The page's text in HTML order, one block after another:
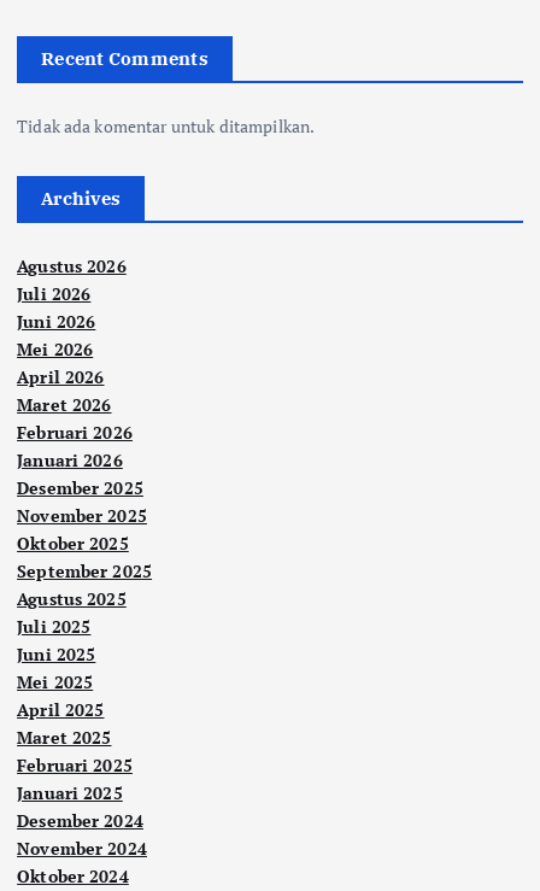
Recent Comments
Tidak ada komentar untuk ditampilkan.
Archives
Agustus 2026
Juli 2026
Juni 2026
Mei 2026
April 2026
Maret 2026
Februari 2026
Januari 2026
Desember 2025
November 2025
Oktober 2025
September 2025
Agustus 2025
Juli 2025
Juni 2025
Mei 2025
April 2025
Maret 2025
Februari 2025
Januari 2025
Desember 2024
November 2024
Oktober 2024